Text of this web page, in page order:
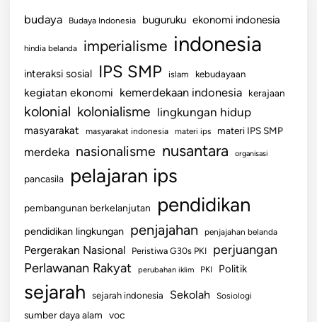
budaya Budaya Indonesia buguruku ekonomi indonesia
hindia belanda imperialisme indonesia
interaksi sosial IPS SMP islam kebudayaan
kegiatan ekonomi kemerdekaan indonesia kerajaan
kolonial kolonialisme lingkungan hidup
masyarakat masyarakat indonesia materi ips materi IPS SMP
merdeka nasionalisme nusantara organisasi
pancasila pelajaran ips
pembangunan berkelanjutan pendidikan
pendidikan lingkungan penjajahan penjajahan belanda
Pergerakan Nasional Peristiwa G30s PKI perjuangan
Perlawanan Rakyat perubahan iklim PKI Politik
sejarah sejarah indonesia Sekolah Sosiologi
sumber daya alam voc